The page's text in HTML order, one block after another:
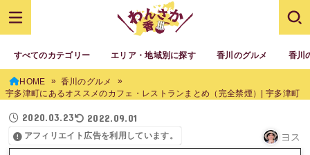
すべてのカテゴリー エリア・地域別に探す 香川のグルメ 香川
HOME
香川のグルメ
宇多津町にあるオススメのカフェ・レストランまとめ（完全禁煙）| 宇多津町
2020.03.23 2022.09.01
アフィリエイト広告を利用しています。 ヨス